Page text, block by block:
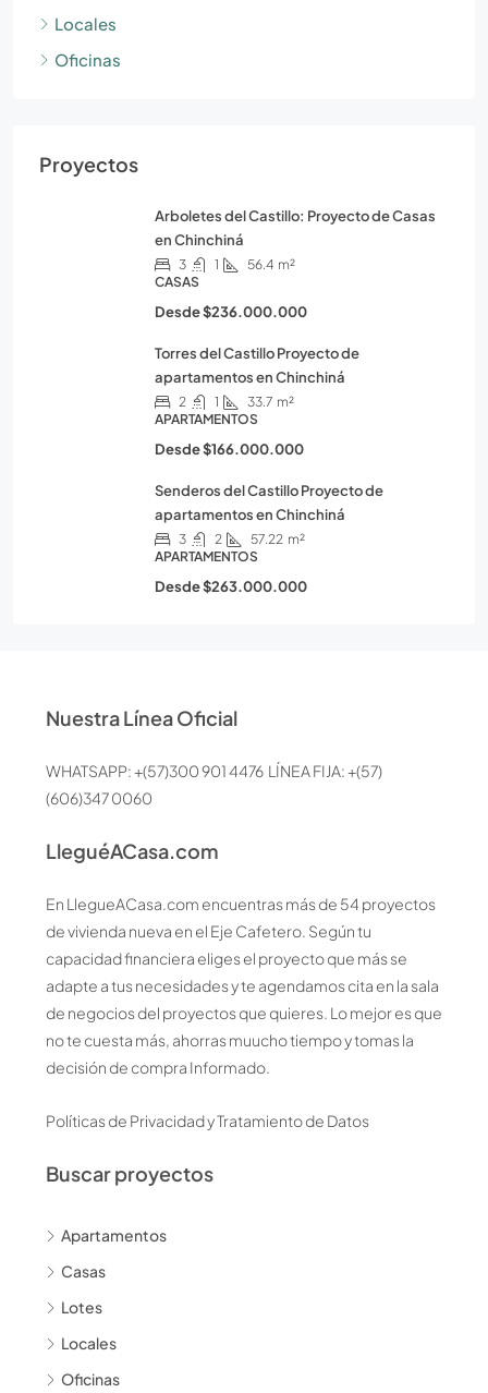
Locales
Oficinas
Proyectos
Arboletes del Castillo: Proyecto de Casas
en Chinchiná
3 1 56.4 m²
CASAS
Desde$236.000.000
Torres del Castillo Proyecto de
apartamentos en Chinchiná
2 1 33.7 m²
APARTAMENTOS
Desde$166.000.000
Senderos del Castillo Proyecto de
apartamentos en Chinchiná
3 2 57.22 m²
APARTAMENTOS
Desde$263.000.000
Nuestra Línea Oficial
WHATSAPP: +(57)300 901 4476 LÍNEA FIJA: +(57)
(606)347 0060
LleguéACasa.com
En LlegueACasa.com encuentras más de 54 proyectos
de vivienda nueva en el Eje Cafetero. Según tu
capacidad financiera eliges el proyecto que más se
adapte a tus necesidades y te agendamos cita en la sala
de negocios del proyectos que quieres. Lo mejor es que
no te cuesta más, ahorras muucho tiempo y tomas la
decisión de compra Informado.
Políticas de Privacidad y Tratamiento de Datos
Buscar proyectos
Apartamentos
Casas
Lotes
Locales
Oficinas